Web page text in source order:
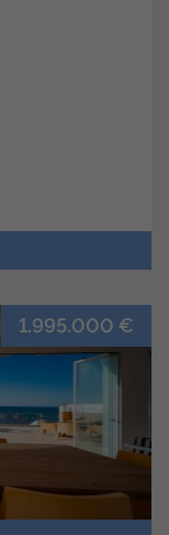
1.995.000 €